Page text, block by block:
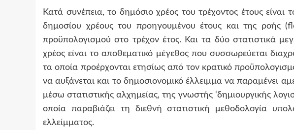
Κατά συνέπεια, το δημόσιο χρέος του τρέχοντος έτους
δημοσίου χρέους του προηγουμένου έτους και της ροής
προϋπολογισμού στο τρέχον έτος. Και τα δύο στατιστικά
χρέος είναι το αποθεματικό μέγεθος που συσσωρεύεται
τα οποία προέρχονται ετησίως από τον κρατικό
να αυξάνεται και το δημοσιονομικό έλλειμμα να παραμένει
μέσω στατιστικής αλχημείας, της γνωστής ‘δημιουργικής
οποία παραβιάζει τη διεθνή στατιστική μεθοδολογία
ελλείμματος.